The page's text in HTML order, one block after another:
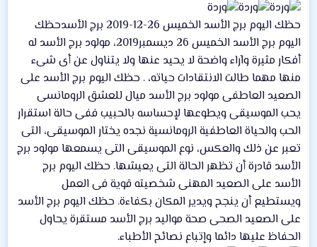
حظك اليوم برج الأسد الخميس 26-12-2019 برج الأسدحظك
اليوم برج الأسد الخميس 26 ديسمبر2019، مولود برج الأسد له
أفكار مثيرة وآراء واضحة لا يحيد عنها ولا يتناول عن أى شىء
منها مهما طالت الانتقادات حياته، . حظك اليوم برج الأسد على
الصعيد العاطفى مولود برج الأسد ميال للعشق الرومانسى
يحب الموسيقى ويطوعها لإحساسه بالحبيب ففى حالة استقرار
الحب والحياة العاطفية الرومانسية نجده يختار الموسيقى، التى
تعبر عن ذلك والعكس، نوع الموسيقى التى يسمعها مولود برج
الأسد قادرة أن تظهر الحالة التى يعيشها. حظك اليوم برج
الأسد على الصعيد المهنى شخصيته قوية فى العمل
ويستطيع أن ينجح ويدير المكان بكفاءة. حظك اليوم برج الأسد
على الصعيد الصحى صحة مواليد برج الأسد مستقرة يحاول
الحفاظ عليها دائما وإتباع نصائح الأطباء.